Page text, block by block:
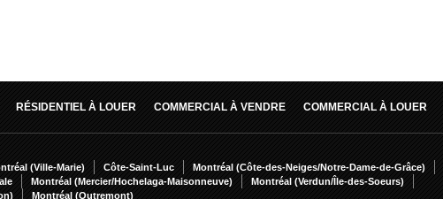
RÉSIDENTIEL À LOUER COMMERCIAL À VENDRE COMMERCIAL À LOUER
(Ville-Marie) Côte-Saint-Luc Montréal (Côte-des-Neiges/Notre-Dame-de-Grâce)
Montréal (Mercier/Hochelaga-Maisonneuve)
Montréal (Verdun/Île-des-Soeurs)
Montréal (Outremont)